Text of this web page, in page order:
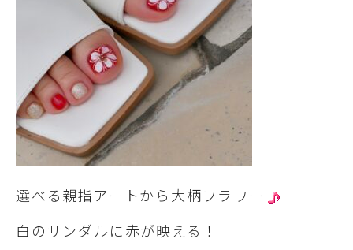
選べる親指アートから大柄フラワー
白のサンダルに赤が映える！